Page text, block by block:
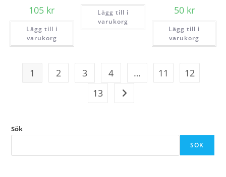
105 kr
Lägg till i
varukorg
Lägg till i
varukorg
50 kr
Lägg till i
varukorg
1 2 3 4 … 11
12
13
Sök
SÖK